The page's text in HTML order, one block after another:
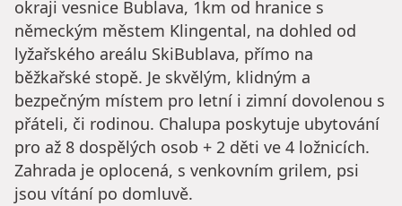
okraji vesnice Bublava, 1km od hranice s
německým městem Klingental, na dohled od
lyžařského areálu SkiBublava, přímo na
běžkařské stopě. Je skvělým, klidným a
bezpečným místem pro letní i zimní dovolenou s
přáteli, či rodinou. Chalupa poskytuje ubytování
pro až 8 dospělých osob + 2 děti ve 4 ložnicích. ​
Zahrada je oplocená, s venkovním grilem, psi
jsou vítání po domluvě.